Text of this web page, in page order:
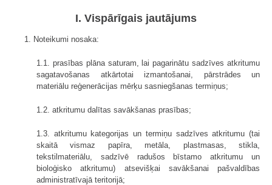
I. Vispārīgais jautājums
1. Noteikumi nosaka:
1.1. prasības plāna saturam, lai pagarinātu sadzīves atkritumu
sagatavošanas atkārtotai izmantošanai, pārstrādes un
materiālu reģenerācijas mērķu sasniegšanas termiņus;
1.2. atkritumu dalītas savākšanas prasības;
1.3. atkritumu kategorijas un termiņu sadzīves atkritumu (tai
skaitā vismaz papīra, metāla, plastmasas, stikla,
tekstilmateriālu, sadzīvē radušos bīstamo atkritumu un
bioloģisko atkritumu) atsevišķai savākšanai pašvaldības
administratīvajā teritorijā;